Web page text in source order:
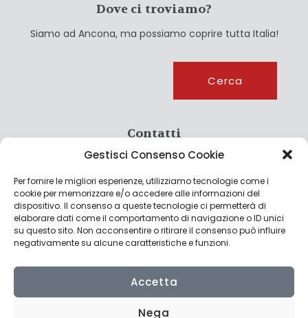
Gestisci Consenso Cookie
Per fornire le migliori esperienze, utilizziamo tecnologie come i
cookie per memorizzare e/o accedere alle informazioni del
dispositivo. Il consenso a queste tecnologie ci permetterà di
elaborare dati come il comportamento di navigazione o ID unici
su questo sito. Non acconsentire o ritirare il consenso può influire
negativamente su alcune caratteristiche e funzioni.
Accetta
Nega
Dove ci troviamo?
Siamo ad Ancona, ma possiamo coprire tutta Italia!
Cerca
Contatti
info@culturagroalimentare.com
Note legali
Privacy Policy